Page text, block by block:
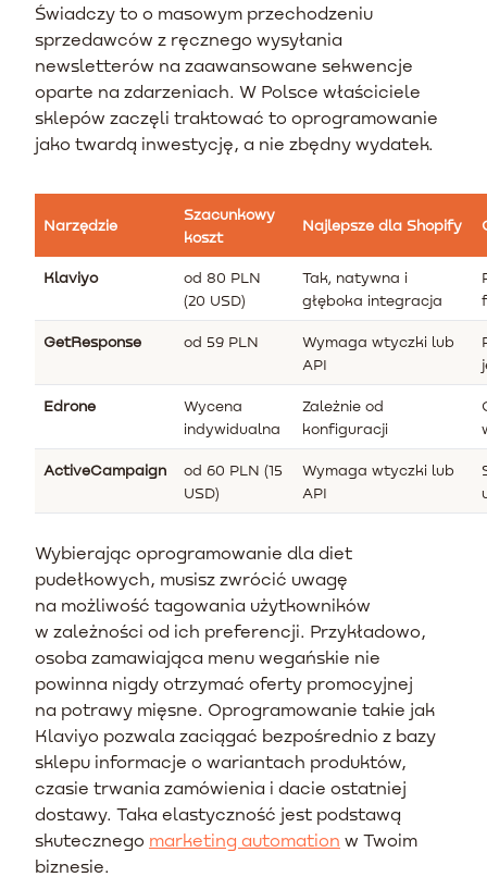
Świadczy to o masowym przechodzeniu
sprzedawców z ręcznego wysyłania
newsletterów na zaawansowane sekwencje
oparte na zdarzeniach. W Polsce właściciele
sklepów zaczęli traktować to oprogramowanie
jako twardą inwestycję, a nie zbędny wydatek.
Narzędzie
Szacunkowy
koszt
Najlepsze dla Shopify
Klaviyo
od 80 PLN
(20 USD)
Tak, natywna i
głęboka integracja
GetResponse od 59 PLN
Wymaga wtyczki lub
API
Edrone
Wycena
indywidualna
Zależnie od
konfiguracji
ActiveCampaign
od 60 PLN (15
USD)
Wymaga wtyczki lub
API
Wybierając oprogramowanie dla diet
pudełkowych, musisz zwrócić uwagę
na możliwość tagowania użytkowników
w zależności od ich preferencji. Przykładowo,
osoba zamawiająca menu wegańskie nie
powinna nigdy otrzymać oferty promocyjnej
na potrawy mięsne. Oprogramowanie takie jak
Klaviyo pozwala zaciągać bezpośrednio z bazy
sklepu informacje o wariantach produktów,
czasie trwania zamówienia i dacie ostatniej
dostawy. Taka elastyczność jest podstawą
skutecznego marketing automation w Twoim
biznesie.